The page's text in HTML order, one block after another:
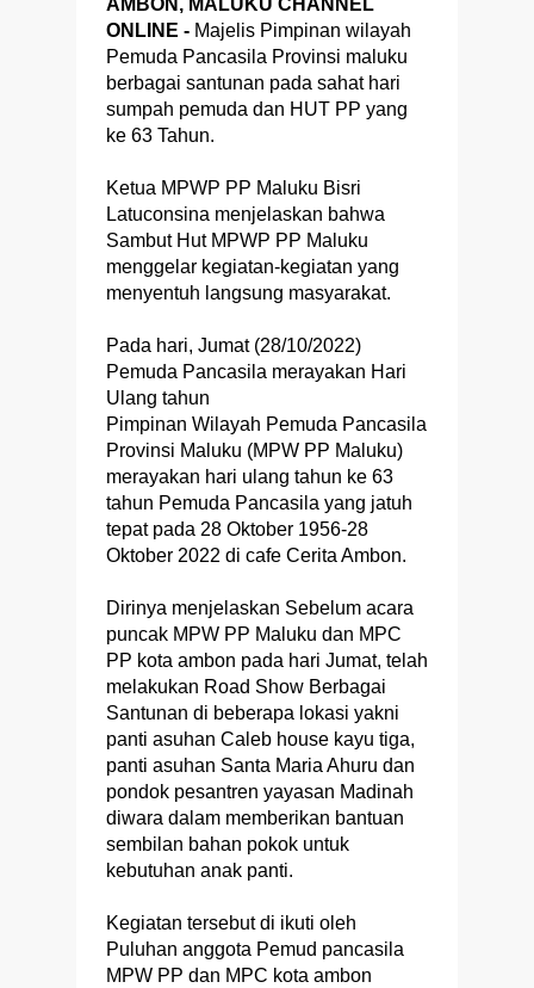
AMBON, MALUKU CHANNEL
ONLINE - Majelis Pimpinan wilayah
Pemuda Pancasila Provinsi maluku
berbagai santunan pada sahat hari
sumpah pemuda dan HUT PP yang
ke 63 Tahun.
Ketua MPWP PP Maluku Bisri
Latuconsina menjelaskan bahwa
Sambut Hut MPWP PP Maluku
menggelar kegiatan-kegiatan yang
menyentuh langsung masyarakat.
Pada hari, Jumat (28/10/2022)
Pemuda Pancasila merayakan Hari
Ulang tahun
Pimpinan Wilayah Pemuda Pancasila
Provinsi Maluku (MPW PP Maluku)
merayakan hari ulang tahun ke 63
tahun Pemuda Pancasila yang jatuh
tepat pada 28 Oktober 1956-28
Oktober 2022 di cafe Cerita Ambon.
Dirinya menjelaskan Sebelum acara
puncak MPW PP Maluku dan MPC
PP kota ambon pada hari Jumat, telah
melakukan Road Show Berbagai
Santunan di beberapa lokasi yakni
panti asuhan Caleb house kayu tiga,
panti asuhan Santa Maria Ahuru dan
pondok pesantren yayasan Madinah
diwara dalam memberikan bantuan
sembilan bahan pokok untuk
kebutuhan anak panti.
Kegiatan tersebut di ikuti oleh
Puluhan anggota Pemud pancasila
MPW PP dan MPC kota ambon